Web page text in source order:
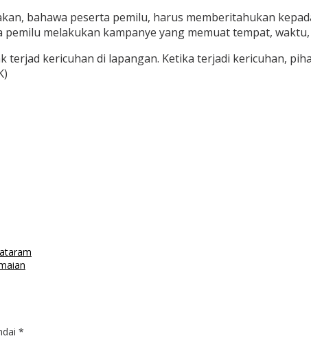
bahawa peserta pemilu, harus memberitahukan
melakukan kampanye yang memuat tempat,
terjad kericuhan di lapangan. Ketika terjadi kericuhan,
*